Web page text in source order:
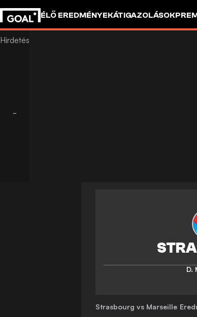
ÉLŐ EREDMÉNYEKÁTIGAZOLÁSOK
D.
Strasbourg vs Marseille